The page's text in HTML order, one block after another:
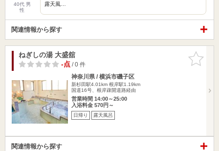
40代 男
性
露天風…
関連情報から探す
お気に入
りに追加
ねぎしの湯 大盛舘
-点/ 0 件
神奈川県 / 横浜市磯子区
新杉田駅4.01km 根岸駅1.19km
国道16号、根岸疎開道路経由
営業時間 14:00～25:00
入浴料金 570円～
日帰り 露天風呂
関連情報から探す